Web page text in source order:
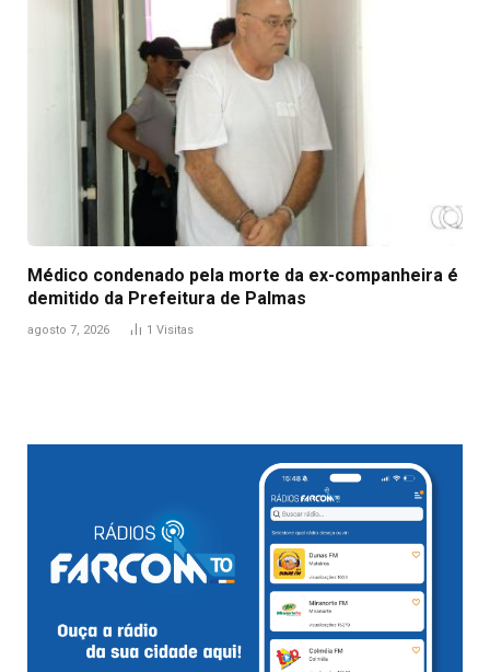
Médico condenado pela morte da ex-companheira é
demitido da Prefeitura de Palmas
agosto 7, 2026 1 Visitas